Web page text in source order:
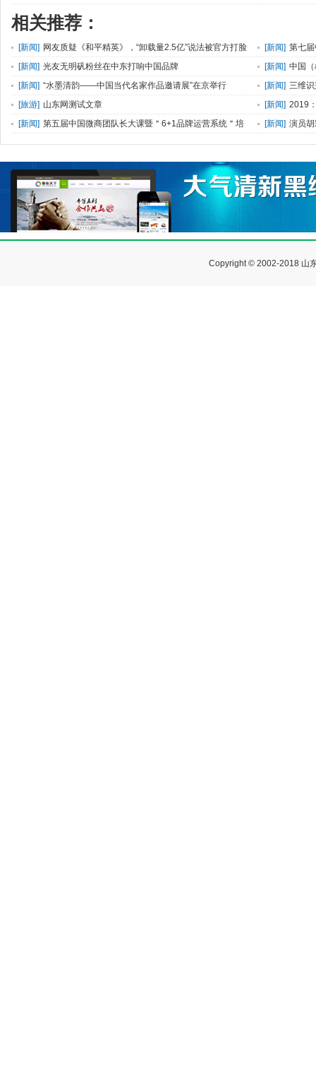
相关推荐：
[新闻] 网友质疑《和平精英》，“卸载量2.5亿”说法被官方打脸 [新闻] 第七
[新闻] 光友无明矾粉丝在中东打响中国品牌 [新闻] 中国
重召开
[新闻] “水墨清韵——中国当代名家作品邀请展”在京举行 [新闻] 三维
[旅游] 山东网测试文章 [新闻] 2019
[新闻] 第五届中国微商团队长大课暨＂6+1品牌运营系统＂培
训会圆满落幕
[新闻] 演员胡
Copyright © 2002-2018 山